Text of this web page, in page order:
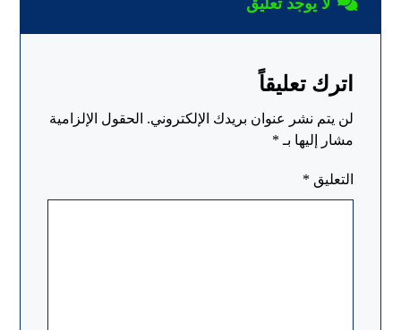
اترك تعليقاً
لن يتم نشر عنوان بريدك الإلكتروني. الحقول الإلزامية
مشار إليها بـ *
التعليق *